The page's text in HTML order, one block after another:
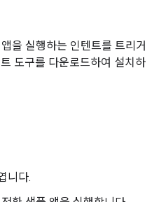
을 실행하는 인텐트를 트리거
도구를 다운로드하여 설치하
니다.